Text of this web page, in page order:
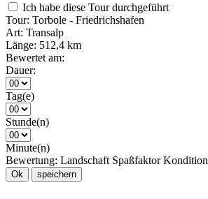
Ich habe diese Tour durchgeführt
Tour: Torbole - Friedrichshafen
Art: Transalp
Länge: 512,4 km
Bewertet am:
Dauer:
Tag(e)
Stunde(n)
Minute(n)
Bewertung: Landschaft Spaßfaktor Kondition
Ok speichern